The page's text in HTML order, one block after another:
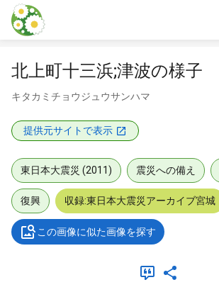
本文に飛ぶ
北上町十三浜;津波の様子
キタカミチョウジュウサンハマ
提供元サイトで表示
東日本大震災 (2011) 震災への備え
復興 収録:東日本大震災アーカイブ宮城
この画像に似た画像を探す